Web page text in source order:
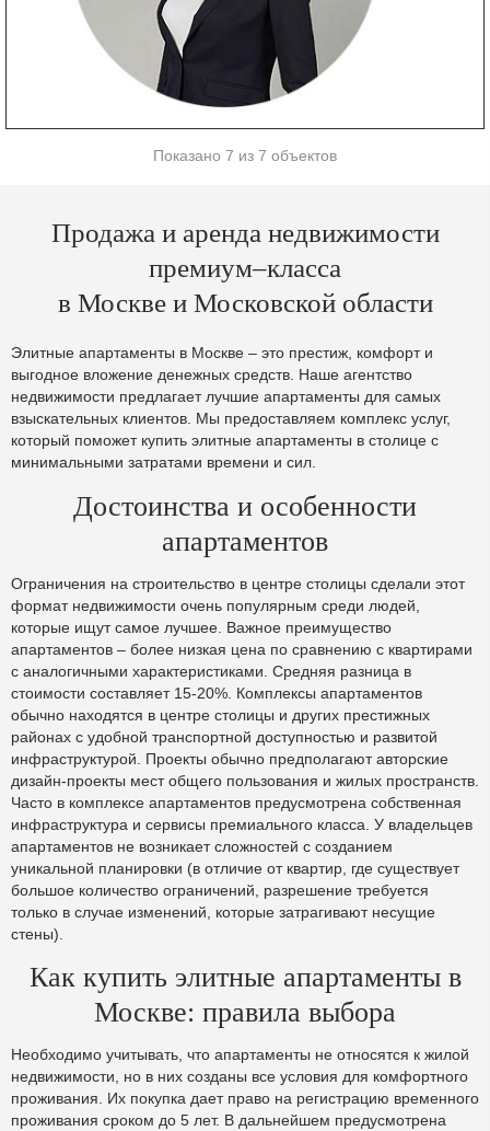
Показано 7 из 7 объектов
Продажа и аренда недвижимости
премиум–класса
в Москве и Московской области
Элитные апартаменты в Москве – это престиж, комфорт и
выгодное вложение денежных средств. Наше агентство
недвижимости предлагает лучшие апартаменты для самых
взыскательных клиентов. Мы предоставляем комплекс услуг,
который поможет купить элитные апартаменты в столице с
минимальными затратами времени и сил.
Достоинства и особенности
апартаментов
Ограничения на строительство в центре столицы сделали этот
формат недвижимости очень популярным среди людей,
которые ищут самое лучшее. Важное преимущество
апартаментов – более низкая цена по сравнению с квартирами
с аналогичными характеристиками. Средняя разница в
стоимости составляет 15-20%. Комплексы апартаментов
обычно находятся в центре столицы и других престижных
районах с удобной транспортной доступностью и развитой
инфраструктурой. Проекты обычно предполагают авторские
дизайн-проекты мест общего пользования и жилых пространств.
Часто в комплексе апартаментов предусмотрена собственная
инфраструктура и сервисы премиального класса. У владельцев
апартаментов не возникает сложностей с созданием
уникальной планировки (в отличие от квартир, где существует
большое количество ограничений, разрешение требуется
только в случае изменений, которые затрагивают несущие
стены).
Как купить элитные апартаменты в
Москве: правила выбора
Необходимо учитывать, что апартаменты не относятся к жилой
недвижимости, но в них созданы все условия для комфортного
проживания. Их покупка дает право на регистрацию временного
проживания сроком до 5 лет. В дальнейшем предусмотрена